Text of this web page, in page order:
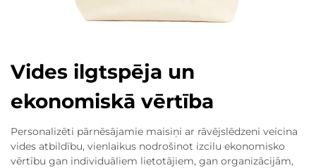
Vides ilgtspēja un
ekonomiskā vērtība
Personalizēti pārnēsājamie maisiņi ar rāvējslēdzeni veicina
vides atbildību, vienlaikus nodrošinot izcilu ekonomisko
vērtību gan individuāliem lietotājiem, gan organizācijām,